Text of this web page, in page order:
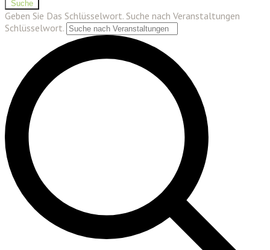
Suche
Geben Sie Das Schlüsselwort. Suche nach Veranstaltungen
Schlüsselwort.